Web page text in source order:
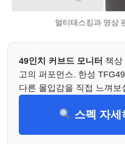
멀티태스킹과 영상
49인치 커브드 모니터 책상
고의 퍼포먼스. 한성
다른 몰입감을 직접 느껴보
스펙 자세